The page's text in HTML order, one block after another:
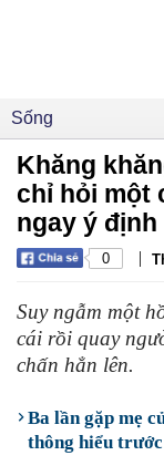
Sống
Khăng
chỉ hỏi một
ngay ý định
0 |
Suy ngẫm một
cái rồi quay
chấn hẳn lên.
Ba lần gặp mẹ
thông hiểu